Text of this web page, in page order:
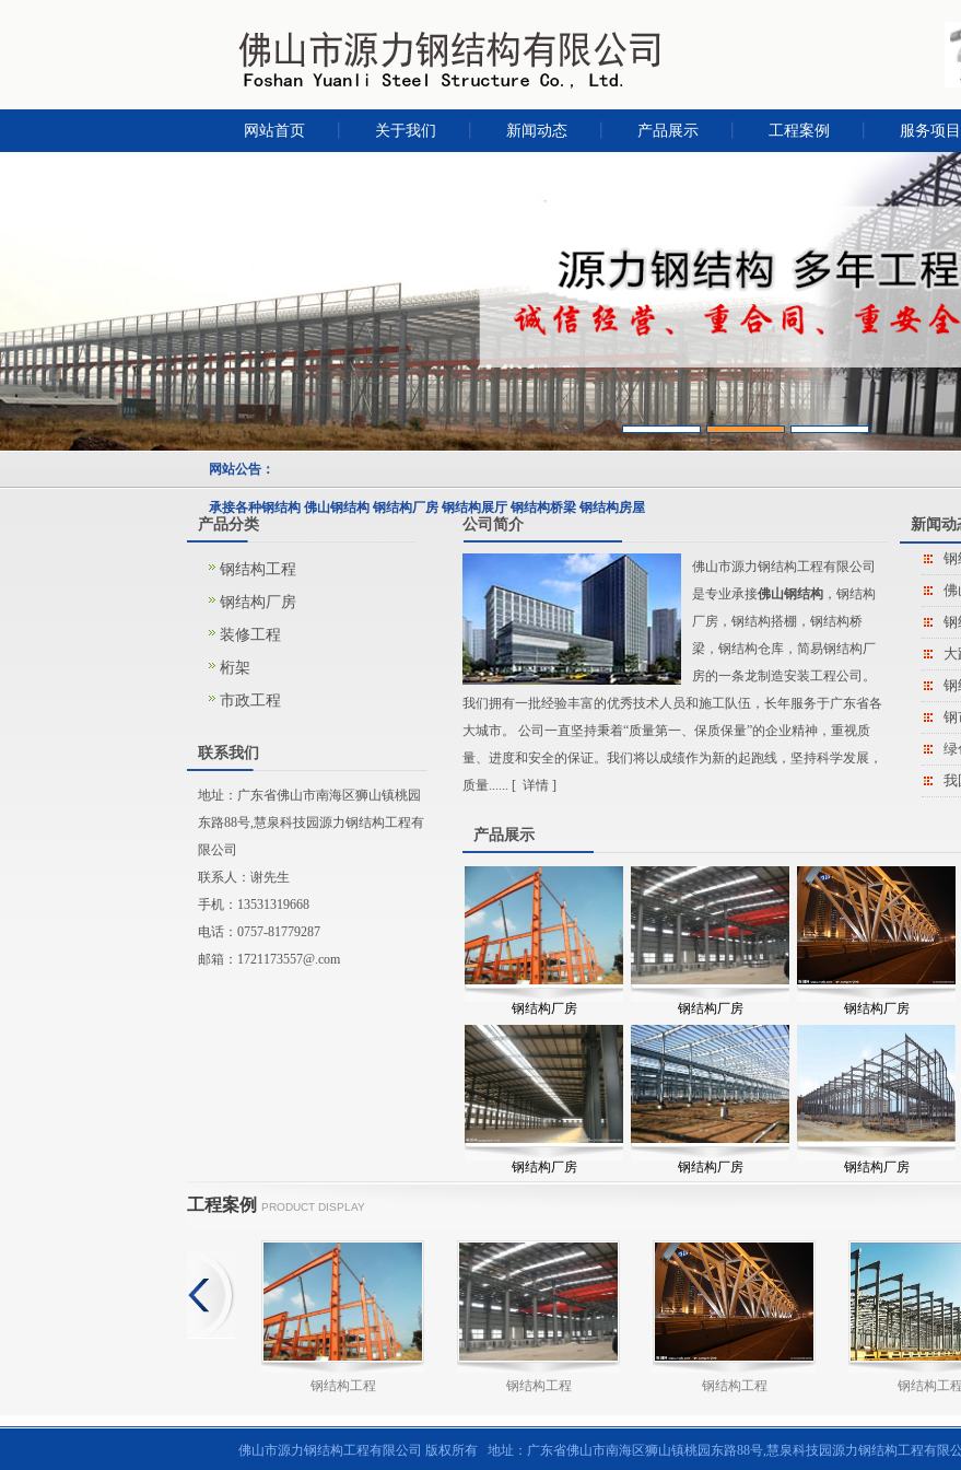
网站首页 关于我们 新闻动态 产品展示 工程案例 服务项目
网站公告：
承接各种钢结构 佛山钢结构 钢结构厂房 钢结构展厅 钢结构桥梁 钢结构房屋
产品分类
钢结构工程
钢结构厂房
装修工程
桁架
市政工程
联系我们
地址：广东省佛山市南海区狮山镇桃园
东路88号,慧泉科技园源力钢结构工程有
限公司
联系人：谢先生
手机：13531319668
电话：0757-81779287
邮箱： 1721173557@.com
公司简介
佛山市源力钢结构工程有限公司
是专业承接佛山钢结构 ，钢结构
厂房，钢结构搭棚，钢结构桥
梁，钢结构仓库，简易钢结构厂
房的一条龙制造安装工程公司。
我们拥有一批经验丰富的优秀技术人员和施工队伍，长年服务于广东省各
大城市。 公司一直坚持秉着“质量第一、保质保量”的企业精神，重视质
量、进度和安全的保证。我们将以成绩作为新的起跑线，坚持科学发展，
质量...... [ 详情 ]
新闻动
钢
佛
钢
钢
钢
绿
我
产品展示
钢结构厂房 钢结构厂房 钢结构厂房
钢结构厂房 钢结构厂房 钢结构厂房
工程案例 PRODUCT DISPLAY
钢结构工程 钢结构工程 钢结构工程 钢结构工程
佛山市源力钢结构工程有限公司 版权所有 地址：广东省佛山市南海区狮山镇桃园东路88号,慧泉科技园源力钢结构工程有